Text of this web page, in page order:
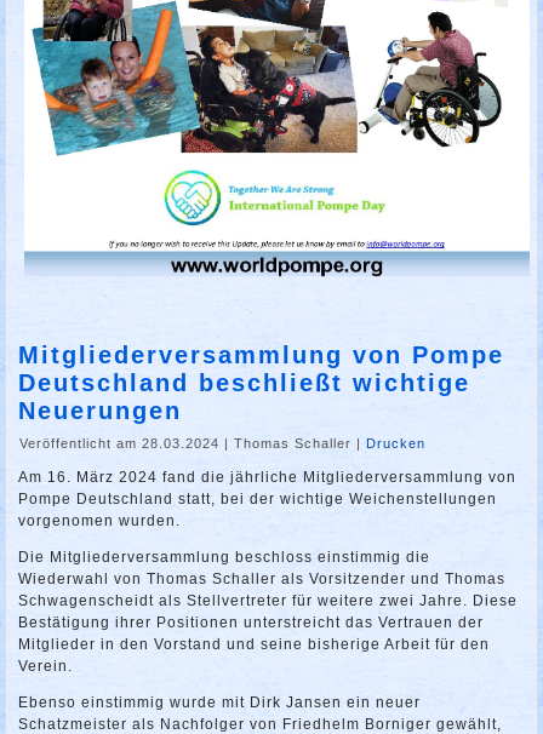
Mitgliederversammlung von Pompe
Deutschland beschließt wichtige
Neuerungen
Veröffentlicht am 28.03.2024 |Thomas Schaller |Drucken
Am 16. März 2024 fand die jährliche Mitgliederversammlung von
Pompe Deutschland statt, bei der wichtige Weichenstellungen
vorgenomen wurden.
Die Mitgliederversammlung beschloss einstimmig die
Wiederwahl von Thomas Schaller als Vorsitzender und Thomas
Schwagenscheidt als Stellvertreter für weitere zwei Jahre. Diese
Bestätigung ihrer Positionen unterstreicht das Vertrauen der
Mitglieder in den Vorstand und seine bisherige Arbeit für den
Verein.
Ebenso einstimmig wurde mit Dirk Jansen ein neuer
Schatzmeister als Nachfolger von Friedhelm Borniger gewählt,